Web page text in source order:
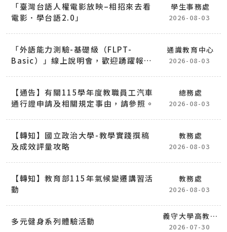
「臺灣台語人權電影放映–相招來去看
電影．學台語2.0」
學生事務處
2026-08-03
「外語能力測驗-基礎級（FLPT-
Basic）」線上說明會，歡迎踴躍報名
通識教育中心
2026-08-03
【通告】有關115學年度教職員工汽車
通行證申請及相關規定事由，請參照。
總務處
2026-08-03
【轉知】國立政治大學-教學實踐撰稿
及成效評量攻略
教務處
2026-08-03
【轉知】教育部115年氣候變遷講習活
動
教務處
2026-08-03
多元健身系列體驗活動
義守大學高教深
耕計畫
2026-07-30